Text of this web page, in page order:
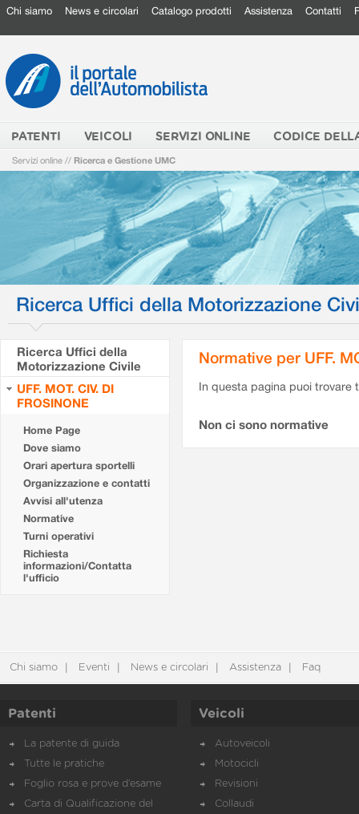
Chi siamo News e circolari Catalogo prodotti Assistenza Contatti
PATENTI VEICOLI SERVIZI ONLINE CODICE
Servizi online // Ricerca e Gestione UMC
Ricerca Uffici della Motorizzazione
Ricerca Uffici della
Motorizzazione Civile
UFF. MOT. CIV. DI
FROSINONE
Home Page
Dove siamo
Orari apertura sportelli
Organizzazione e contatti
Avvisi all'utenza
Normative
Turni operativi
Richiesta
informazioni/Contatta
l'ufficio
Normative per UFF.
In questa pagina puoi
Non ci sono normative
Chi siamo Eventi News e circolari Assistenza Faq
Patenti
La patente di guida
Tutte le pratiche
Foglio rosa e prove d’esame
Carta di Qualificazione del
Veicoli
Autoveicoli
Motocicli
Revisioni
Collaudi